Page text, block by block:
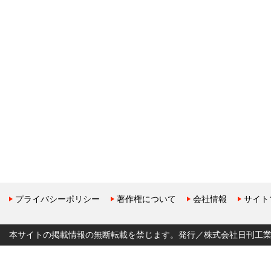
プライバシーポリシー 著作権について 会社情報 サイ
本サイトの掲載情報の無断転載を禁じます。発行／株式会社日刊